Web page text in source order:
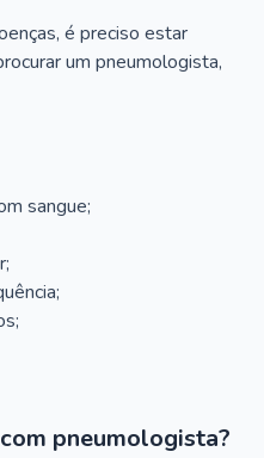
é preciso estar
um pneumologista,
sangue;
pneumologista?